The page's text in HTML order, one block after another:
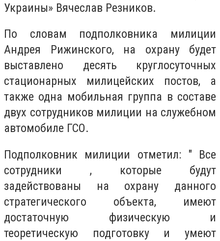
Украины» Вячеслав Резников.
По словам подполковника милиции
Андрея Рижинского, на охрану будет
выставлено десять круглосуточных
стационарных милицейских постов, а
также одна мобильная группа в составе
двух сотрудников милиции на служебном
автомобиле ГСО.
Подполковник милиции отметил: " Все
сотрудники , которые будут
задействованы на охрану данного
стратегического объекта, имеют
достаточную физическую и
теоретическую подготовку и умеют